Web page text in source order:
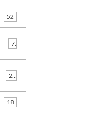
52
18